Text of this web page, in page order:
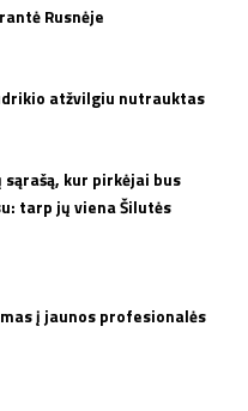
Rusnėje
atžvilgiu nutrauktas
kur pirkėjai bus
tarp jų viena Šilutės
į jaunos profesionalės